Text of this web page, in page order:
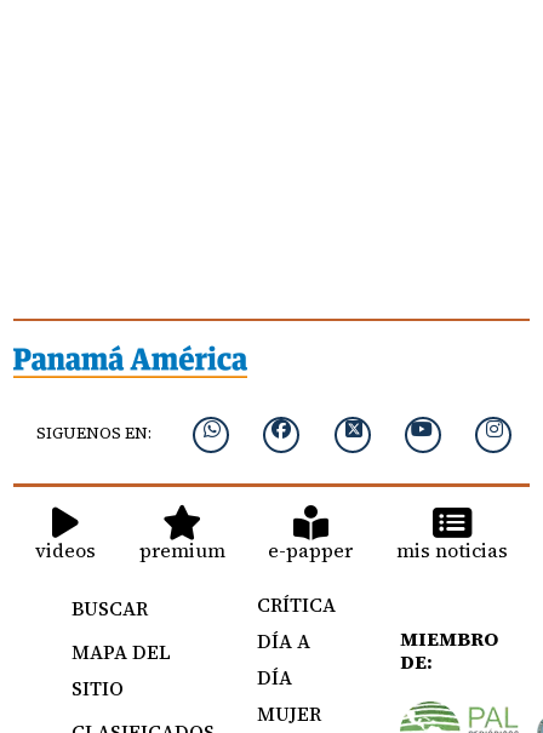
SIGUENOS EN:
videos premium e-papper mis noticias
BUSCAR
MAPA DEL
SITIO
CRÍTICA
DÍA A
DÍA
MUJER
MIEMBRO
DE: